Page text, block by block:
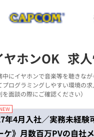
契約
ヤホンOK 求
中にイヤホンで音楽等を聴きな
プログラミングしやすい環境の
を面談の際にご確認ください）
年4月入社／実務未経
ケ》月数百万PVの自社